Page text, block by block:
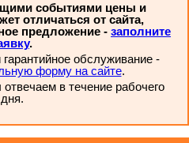
событиями цены и
отличаться от сайта,
предложение - заполните
.
обслуживание -
форму на сайте.
в течение рабочего
дня.